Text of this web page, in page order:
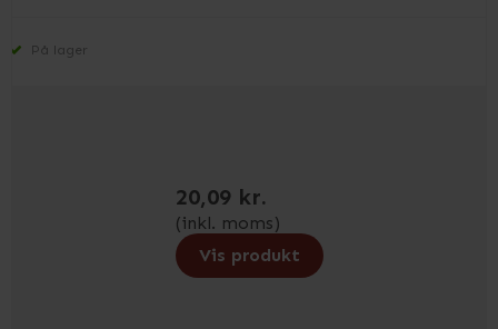
På lager
20,09 kr.
(inkl. moms)
Vis produkt